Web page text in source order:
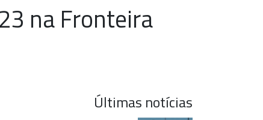
na Fronteira
Últimas notícias